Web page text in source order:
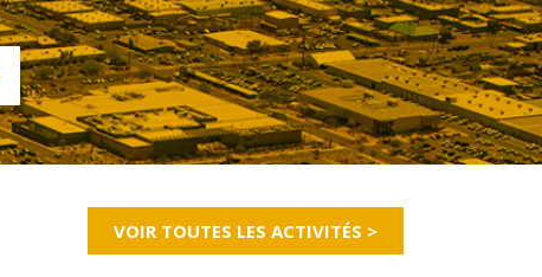
VOIR TOUTES LES ACTIVITÉS >